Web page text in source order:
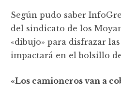
Según pudo saber
del sindicato de los
«dibujo» para disfrazar
impactará en el bolsillo
«Los camioneros van a